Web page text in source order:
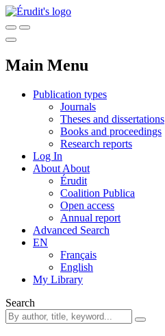
Main Menu
Publication types
Journals
Theses and dissertations
Books and proceedings
Research reports
Log In
About About
Érudit
Coalition Publica
Open access
Annual report
Advanced Search
EN
Français
English
My Library
Search